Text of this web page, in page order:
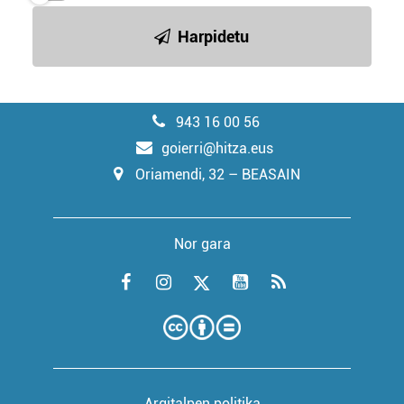
Harpidetu
943 16 00 56
goierri@hitza.eus
Oriamendi, 32 – BEASAIN
Nor gara